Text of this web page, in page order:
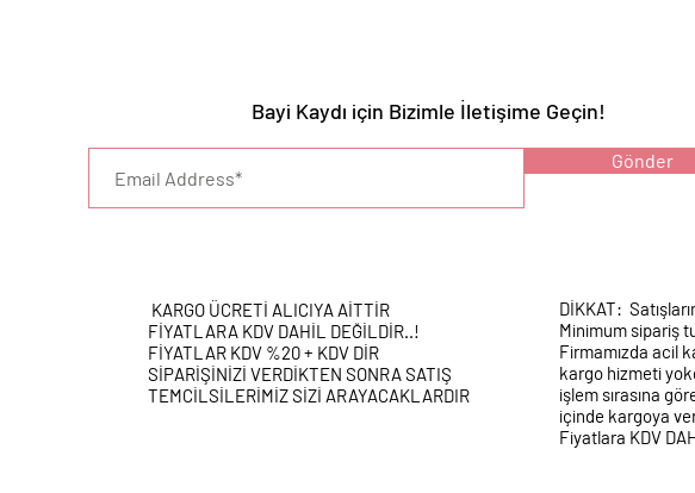
UYARI :
Bayi Kaydı için Bizimle İletişime Geçin!
Gönder
KARGO ÜCRETİ ALICIYA AİTTİR
FİYATLARA KDV DAHİL DEĞİLDİR..!
FİYATLAR KDV %20 + KDV DİR
SİPARİŞİNİZİ VERDİKTEN SONRA SATIŞ
TEMCİLSİLERİMİZ SİZİ ARAYACAKLARDIR
DİKKAT:
Minimum sipariş
Firmamızda acil
kargo hizmeti
işlem sırasına
içinde kargoya
Fiyatlara KDV